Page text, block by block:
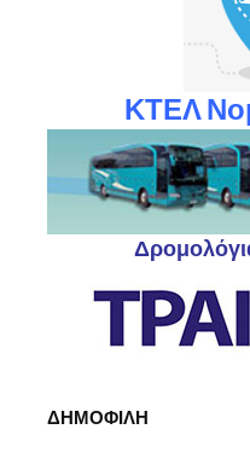
ΚΤΕΛ
ΔΗΜΟΦΙΛΗ